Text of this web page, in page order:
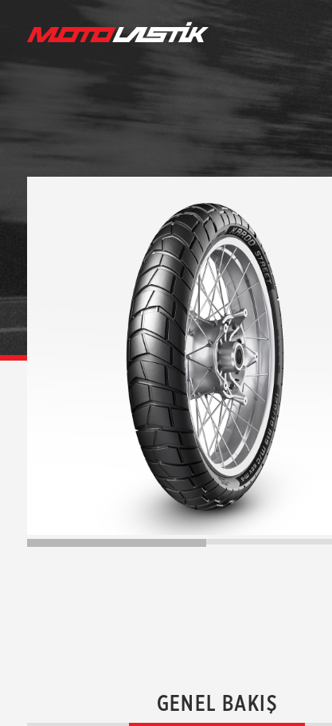
GENEL BAKIŞ